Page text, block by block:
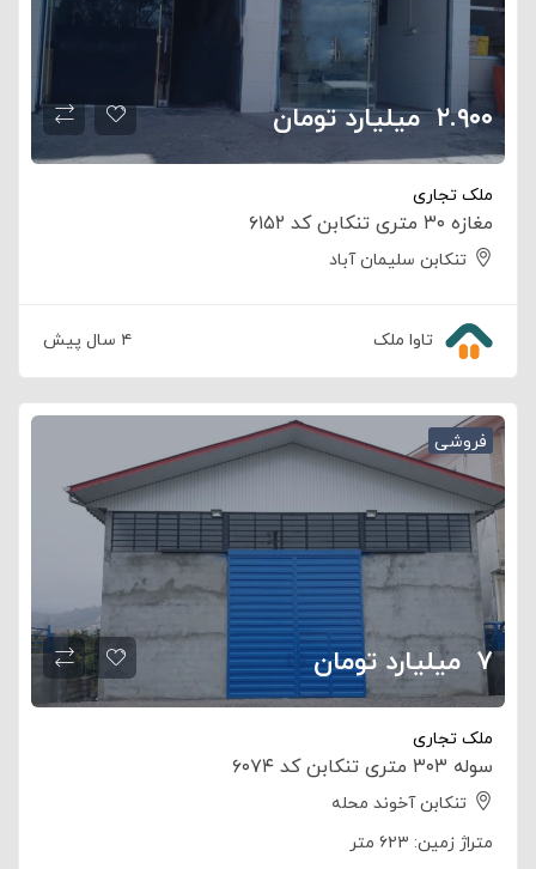
۲.۹۰۰‌ ‍ ‌‌‌‌میلیارد تومان
ملک تجاری
مغازه ۳۰ متری تنکابن کد ۶۱۵۲
تنکابن سلیمان آباد
تاوا ملک ۴ سال پیش
فروشی
۷ ‌ ‍ ‌‌‌‌میلیارد تومان
ملک تجاری
سوله ۳۰۳ متری تنکابن کد ۶۰۷۴
تنکابن آخوند محله
متراژ زمین: ۶۲۳ متر